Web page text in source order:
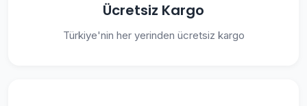
Ücretsiz Kargo
Türkiye'nin her yerinden ücretsiz kargo